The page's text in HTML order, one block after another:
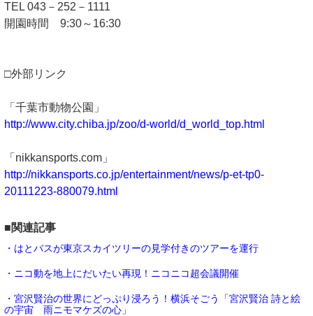
TEL 043－252－1111
開園時間 9:30～16:30
□外部リンク
「千葉市動物公園」
http://www.city.chiba.jp/zoo/d-world/d_world_top.html
「nikkansports.com」
http://nikkansports.co.jp/entertainment/news/p-et-tp0-
20111223-880079.html
■関連記事
・はとバスが東京スカイツリーの見学付きのツアーを運行
・ニコ動を地上にだいたい再現！ニコニコ超会議開催
・宮沢賢治の世界にどっぷり浸ろう！横浜そごう「宮沢賢治 詩と絵
の宇宙 雨ニモマケズの心」